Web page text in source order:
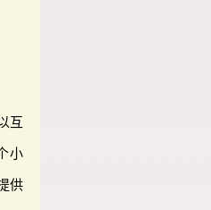
互
小
供